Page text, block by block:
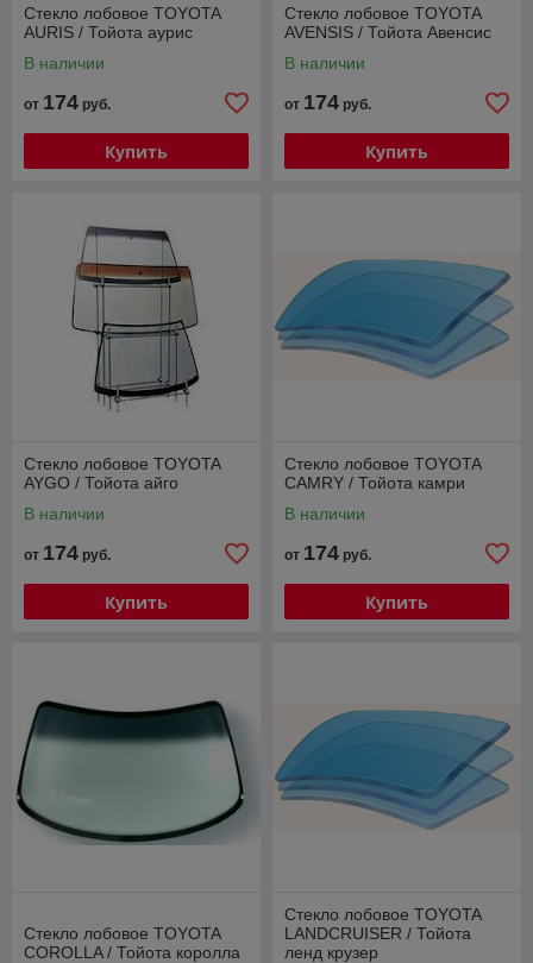
Стекло лобовое TOYOTA
AURIS / Тойота аурис
В наличии
от 174 руб.
Купить
Стекло лобовое TOYOTA
AVENSIS / Тойота Авенсис
В наличии
от 174 руб.
Купить
Стекло лобовое TOYOTA
AYGO / Тойота айго
В наличии
от 174 руб.
Купить
Стекло лобовое TOYOTA
CAMRY / Тойота камри
В наличии
от 174 руб.
Купить
Стекло лобовое TOYOTA
COROLLA / Тойота королла
Стекло лобовое TOYOTA
LANDCRUISER / Тойота
ленд крузер